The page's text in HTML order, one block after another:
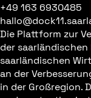
+49 163 6930485
Die Plattform zur
der
saarländischen
an der
in der Großregion.